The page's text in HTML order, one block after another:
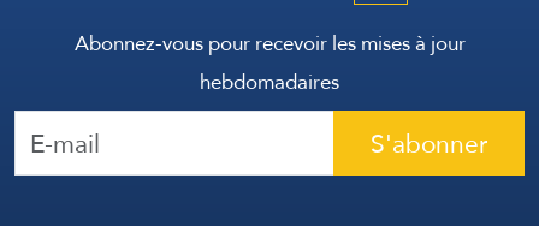
Abonnez-vous pour recevoir les mises à jour
hebdomadaires
S'abonner